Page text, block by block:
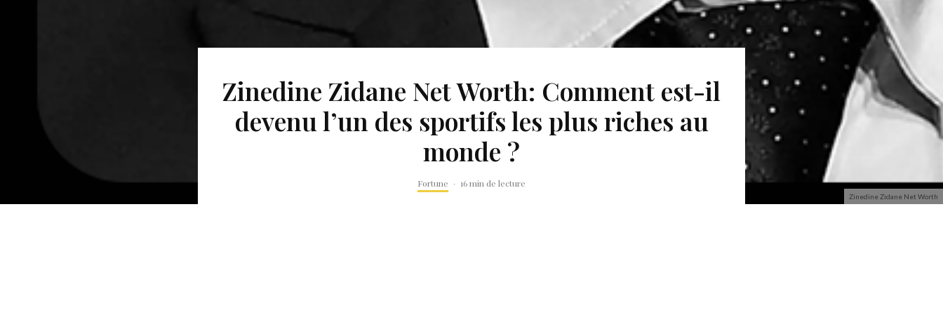
Zinedine Zidane Net Worth
Zinedine Zidane Net Worth: Comment est-il
devenu l’un des sportifs les plus riches au
monde ?
Fortune · 16 min de lecture